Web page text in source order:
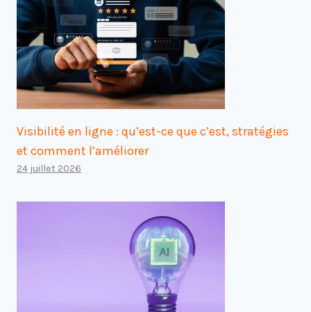
Visibilité en ligne : qu’est-ce que c’est, stratégies
et comment l’améliorer
24 juillet 2026